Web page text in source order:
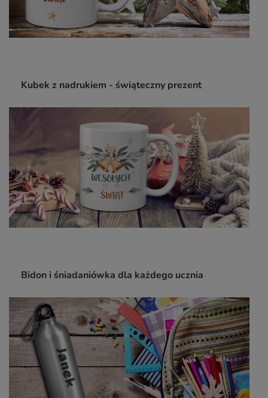
Kubek z nadrukiem - świąteczny prezent
Bidon i śniadaniówka dla każdego ucznia